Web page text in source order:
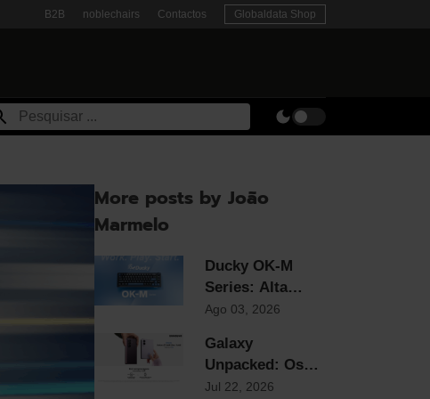
B2B noblechairs Contactos Globaldata Shop
More posts by João
Marmelo
Ducky OK-M
Series: Alta
Gama e
ao Preço Mais
Competitivo do
Mercado
Ago 03, 2026
Galaxy
Unpacked: Os
Novos Foldables
Jul 22, 2026